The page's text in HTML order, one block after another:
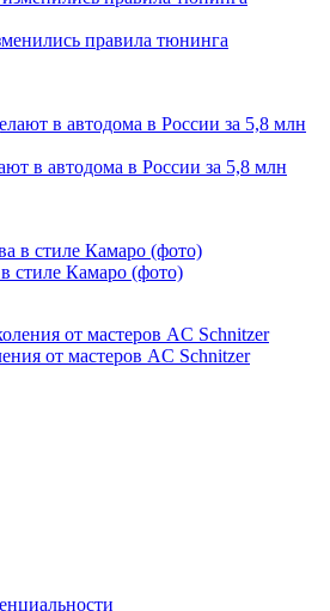
правила тюнинга
в автодома в России за 5,8 млн
стиле Камаро (фото)
от мастеров AC Schnitzer